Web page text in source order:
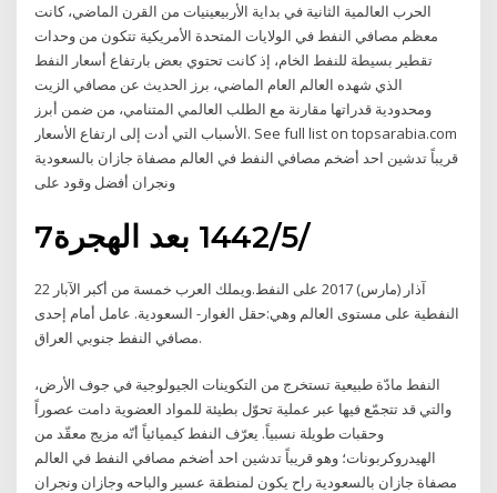
الحرب العالمية الثانية في بداية الأربيعينيات من القرن الماضي، كانت
معظم مصافي النفط في الولايات المتحدة الأمريكية تتكون من وحدات
تقطير بسيطة للنفط الخام، إذ كانت تحتوي بعض بارتفاع أسعار النفط
الذي شهده العالم العام الماضي، برز الحديث عن مصافي الزيت
ومحدودية قدراتها مقارنة مع الطلب العالمي المتنامي، من ضمن أبرز
الأسباب التي أدت إلى ارتفاع الأسعار. See full list on topsarabia.com
قريباً تدشين احد أضخم مصافي النفط في العالم مصفاة جازان بالسعودية
ونجران أفضل وقود على
7‏‏/5‏‏/1442 بعد الهجرة
22 آذار (مارس) 2017 على النفط.ويملك العرب خمسة من أكبر الآبار
النفطية على مستوى العالم وهي:حقل الغوار- السعودية. عامل أمام إحدى
مصافي النفط جنوبي العراق.
النفط مادّة طبيعية تستخرج من التكوينات الجيولوجية في جوف الأرض،
والتي قد تتجمّع فيها عبر عملية تحوّل بطيئة للمواد العضوية دامت عصوراً
وحقبات طويلة نسبياً. يعرّف النفط كيميائياً أنّه مزيج معقّد من
الهيدروكربونات؛ وهو قريباً تدشين احد أضخم مصافي النفط في العالم
مصفاة جازان بالسعودية راح يكون لمنطقة عسير والباحه وجازان ونجران